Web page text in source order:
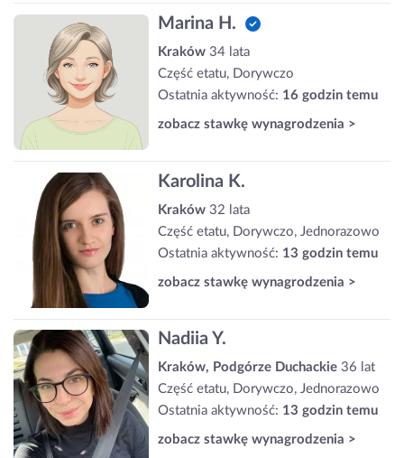
Marina H.
Kraków 34 lata
Część etatu, Dorywczo
Ostatnia aktywność: 16 godzin temu
zobacz stawkę wynagrodzenia >
Karolina K.
Kraków 32 lata
Część etatu, Dorywczo, Jednorazowo
Ostatnia aktywność: 13 godzin temu
zobacz stawkę wynagrodzenia >
Nadiia Y.
Kraków, Podgórze Duchackie 36 lat
Część etatu, Dorywczo, Jednorazowo
Ostatnia aktywność: 13 godzin temu
zobacz stawkę wynagrodzenia >